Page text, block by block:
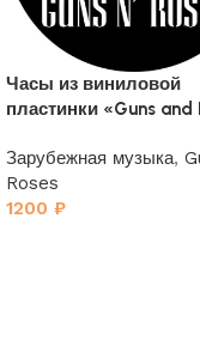
Часы из виниловой
пластинки «Guns and
Зарубежная музыка,
Roses
1200 ₽